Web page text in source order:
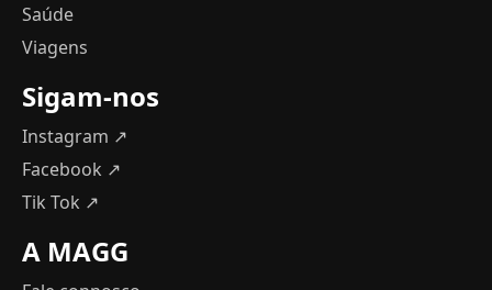
Saúde
Viagens
Sigam-nos
Instagram ↗
Facebook ↗
Tik Tok ↗
A MAGG